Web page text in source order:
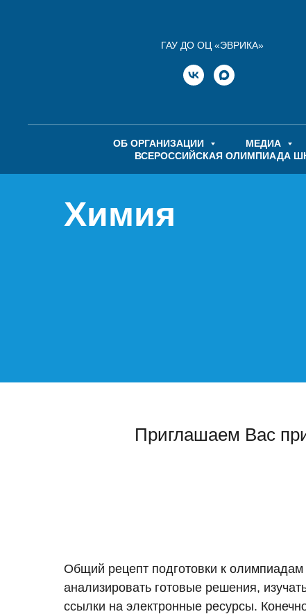
ГАУ ДО ОЦ «ЭВРИКА»
ОБ ОРГАНИЗАЦИИ МЕДИА
ВСЕРОССИЙСКАЯ ОЛИМПИАДА
Химия
Приглашаем Вас
Общий рецепт подготовки к олимпиадам
анализировать готовые решения,
ссылки на электронные ресурсы.